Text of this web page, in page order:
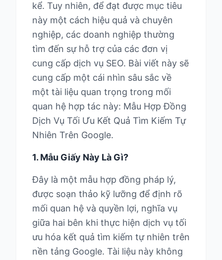
kể. Tuy nhiên, để đạt được mục tiêu
này một cách hiệu quả và chuyên
nghiệp, các doanh nghiệp thường
tìm đến sự hỗ trợ của các đơn vị
cung cấp dịch vụ SEO. Bài viết này sẽ
cung cấp một cái nhìn sâu sắc về
một tài liệu quan trọng trong mối
quan hệ hợp tác này: Mẫu Hợp Đồng
Dịch Vụ Tối Ưu Kết Quả Tìm Kiếm Tự
Nhiên Trên Google.
1. Mẫu Giấy Này Là Gì?
Đây là một mẫu hợp đồng pháp lý,
được soạn thảo kỹ lưỡng để định rõ
mối quan hệ và quyền lợi, nghĩa vụ
giữa hai bên khi thực hiện dịch vụ tối
ưu hóa kết quả tìm kiếm tự nhiên trên
nền tảng Google. Tài liệu này không